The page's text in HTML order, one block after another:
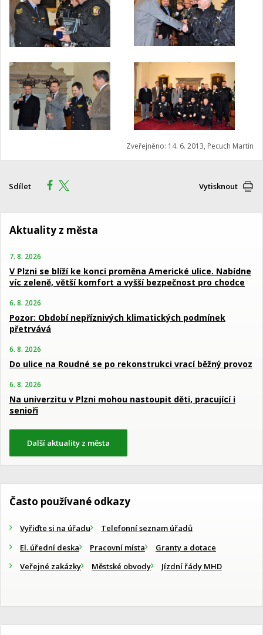
Zveřejněno: 14. 6. 2013, Pecuch Martin
Sdílet Vytisknout
Aktuality z města
7. 8. 2026
V Plzni se blíží ke konci proměna Americké ulice. Nabídne
víc zeleně, větší komfort a vyšší bezpečnost pro chodce
6. 8. 2026
Pozor: Období nepříznivých klimatických podmínek
přetrvává
6. 8. 2026
Do ulice na Roudné se po rekonstrukci vrací běžný provoz
6. 8. 2026
Na univerzitu v Plzni mohou nastoupit děti, pracující i
senioři
Další aktuality z města
Často používané odkazy
Vyřiďte si na úřadu
Telefonní seznam úřadů
El. úřední deska
Pracovní místa
Granty a dotace
Veřejné zakázky
Městské obvody Jízdní řády MHD